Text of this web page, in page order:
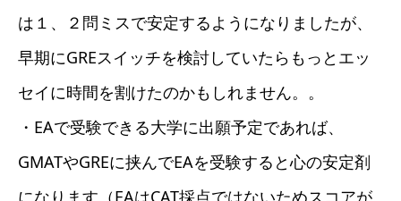
は１、２問ミスで安定するようになりましたが、
早期にGREスイッチを検討していたらもっとエッ
セイに時間を割けたのかもしれません。。
・EAで受験できる大学に出願予定であれば、
GMATやGREに挟んでEAを受験すると心の安定剤
になります（EAはCAT採点ではないためスコアが